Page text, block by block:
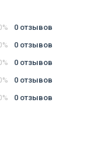
0 отзывов
0 отзывов
0 отзывов
0 отзывов
0 отзывов